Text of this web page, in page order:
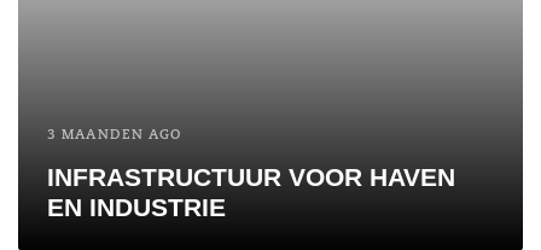
3 MAANDEN AGO
INFRASTRUCTUUR VOOR HAVEN
EN INDUSTRIE